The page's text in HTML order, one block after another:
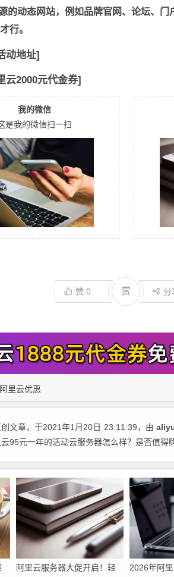
的动态网站，例如品牌官网、论坛、
行。
动地址]
云2000元代金券]
我的微信
是我的微信扫一扫
赞 0 赏 分
阿里云优惠
文章，于2021年1月20日 23:11:39，由
云95元一年的活动云服务器怎么样？是否值得
阿里云服务器大促开启！轻
2026年阿